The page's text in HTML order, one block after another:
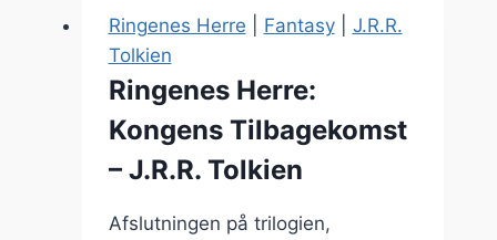
Dødsregalierne
Rowling
Ringenes Herre Fantasy| J.R.R.
Tolkien
Ringenes Herre:
Kongens Tilbagekomst
– J.R.R. Tolkien
Afslutningen på trilogien,